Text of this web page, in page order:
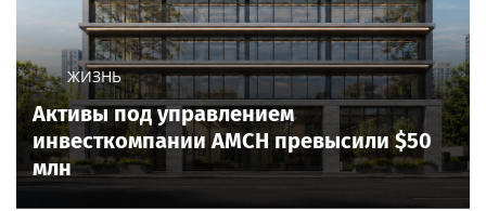
ЖИЗНЬ
Активы под управлением
инвесткомпании AMCH превысили $50
млн